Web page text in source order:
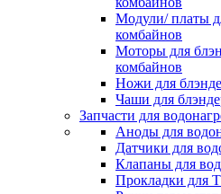
Модули/ платы
комбайнов
Моторы для
комбайнов
Ножи для
Чаши для
Запчасти для
Аноды для
Датчики для
Клапаны для
Прокладки для